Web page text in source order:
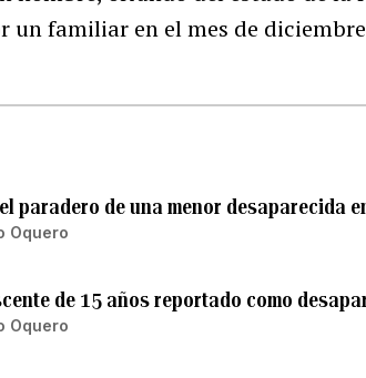
un familiar en el mes de
paradero de una menor desaparecida
Oquero
de 15 años reportado como
Oquero